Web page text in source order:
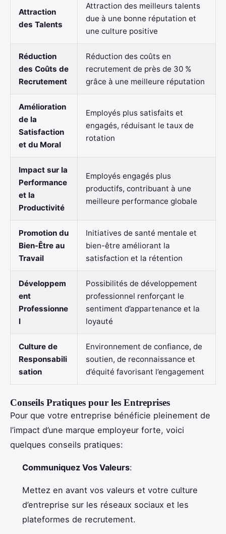
Attraction
des Talents
Attraction des meilleurs talents
due à une bonne réputation et
une culture positive
Réduction
des Coûts de
Recrutement
Réduction des coûts en
recrutement de près de 30 %
grâce à une meilleure réputation
Amélioration
de la
Satisfaction
et du Moral
Employés plus satisfaits et
engagés, réduisant le taux de
rotation
Impact sur la
Performance
et la
Productivité
Employés engagés plus
productifs, contribuant à une
meilleure performance globale
Promotion du
Bien-Être au
Travail
Initiatives de santé mentale et
bien-être améliorant la
satisfaction et la rétention
Développem
ent
Professionne
l
Possibilités de développement
professionnel renforçant le
sentiment d’appartenance et la
loyauté
Culture de
Responsabili
sation
Environnement de confiance, de
soutien, de reconnaissance et
d’équité favorisant l’engagement
Conseils Pratiques pour les Entreprises
Pour que votre entreprise bénéficie pleinement de
l’impact d’une marque employeur forte, voici
quelques conseils pratiques:
Communiquez Vos Valeurs:
Mettez en avant vos valeurs et votre culture
d’entreprise sur les réseaux sociaux et les
plateformes de recrutement.